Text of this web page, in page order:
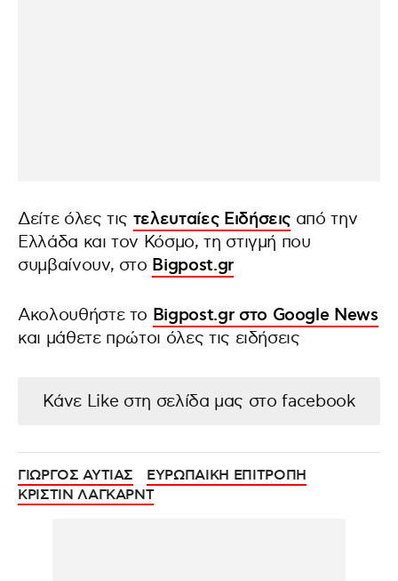
Δείτε όλες τις τελευταίες Ειδήσεις από την
Ελλάδα και τον Κόσμο, τη στιγμή που
συμβαίνουν, στο Bigpost.gr
Ακολουθήστε το Bigpost.gr στο Google News
και μάθετε πρώτοι όλες τις ειδήσεις
Κάνε Like στη σελίδα μας στο facebook
ΓΙΩΡΓΟΣ ΑΥΤΙΑΣ
ΕΥΡΩΠΑΙΚΗ ΕΠΙΤΡΟΠΗ
ΚΡΙΣΤΙΝ ΛΑΓΚΑΡΝΤ